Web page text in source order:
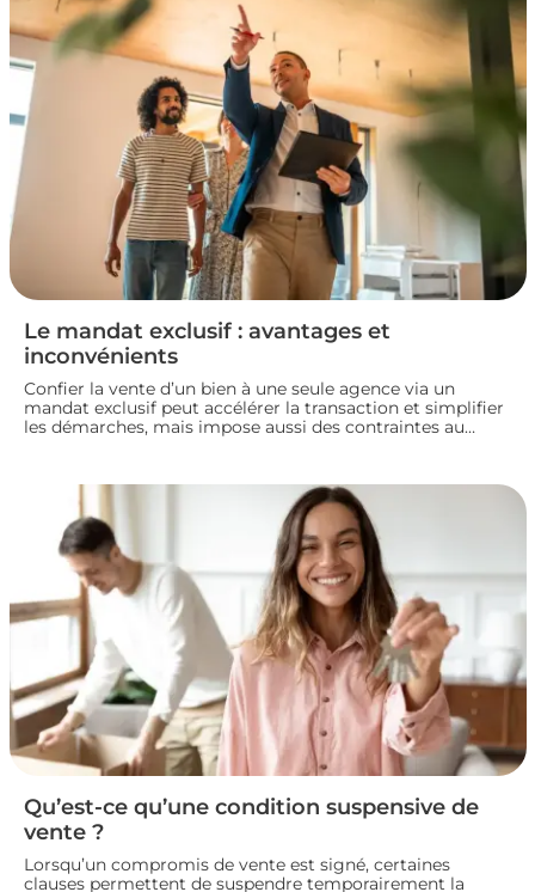
Le mandat exclusif : avantages et
inconvénients
Confier la vente d’un bien à une seule agence via un
mandat exclusif peut accélérer la transaction et simplifier
les démarches, mais impose aussi des contraintes au
votre mode de vente immobilière.
Qu’est-ce qu’une condition suspensive de
vente ?
Lorsqu’un compromis de vente est signé, certaines
clauses permettent de suspendre temporairement la